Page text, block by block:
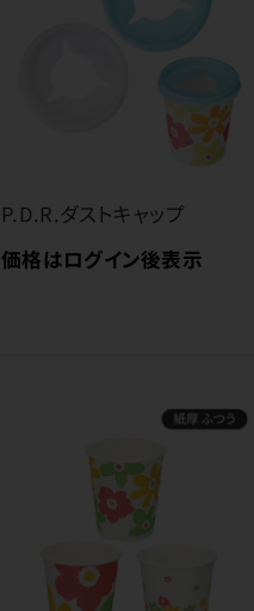
P.D.R.ダストキャップ
価格はログイン後表示